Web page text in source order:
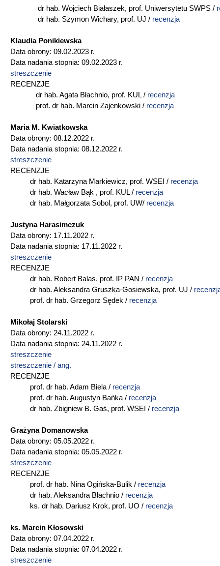
dr hab. Wojciech Białaszek, prof. Uniwersytetu SWPS /
dr hab. Szymon Wichary, prof. UJ / recenzja
Klaudia Ponikiewska
Data obrony: 09.02.2023 r.
Data nadania stopnia: 09.02.2023 r.
streszczenie
RECENZJE
dr hab. Agata Błachnio, prof. KUL / recenzja
prof. dr hab. Marcin Zajenkowski / recenzja
Maria M. Kwiatkowska
Data obrony: 08.12.2022 r.
Data nadania stopnia: 08.12.2022 r.
streszczenie
RECENZJE
dr hab. Katarzyna Markiewicz, prof. WSEI / recenzja
dr hab. Wacław Bąk , prof. KUL / recenzja
dr hab. Małgorzata Sobol, prof. UW/ recenzja
Justyna Harasimczuk
Data obrony: 17.11.2022 r.
Data nadania stopnia: 17.11.2022 r.
streszczenie
RECENZJE
dr hab. Robert Balas, prof. IP PAN / recenzja
dr hab. Aleksandra Gruszka-Gosiewska, prof. UJ /
prof. dr hab. Grzegorz Sędek / recenzja
Mikołaj Stolarski
Data obrony: 24.11.2022 r.
Data nadania stopnia: 24.11.2022 r.
streszczenie
streszczenie / ang.
RECENZJE
prof. dr hab. Adam Biela / recenzja
prof. dr hab. Augustyn Bańka / recenzja
dr hab. Zbigniew B. Gaś, prof. WSEI / recenzja
Grażyna Domanowska
Data obrony: 05.05.2022 r.
Data nadania stopnia: 05.05.2022 r.
streszczenie
RECENZJE
prof. dr hab. Nina Ogińska-Bulik / recenzja
dr hab. Aleksandra Błachnio / recenzja
ks. dr hab. Dariusz Krok, prof. UO / recenzja
ks. Marcin Kłosowski
Data obrony: 07.04.2022 r.
Data nadania stopnia: 07.04.2022 r.
streszczenie